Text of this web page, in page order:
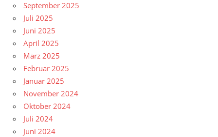
September 2025
Juli 2025
Juni 2025
April 2025
März 2025
Februar 2025
Januar 2025
November 2024
Oktober 2024
Juli 2024
Juni 2024